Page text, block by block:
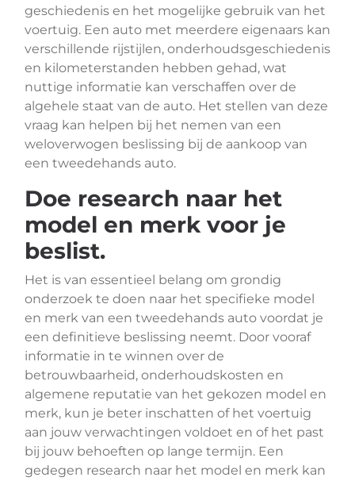
geschiedenis en het mogelijke gebruik van het
voertuig. Een auto met meerdere eigenaars kan
verschillende rijstijlen, onderhoudsgeschiedenis
en kilometerstanden hebben gehad, wat
nuttige informatie kan verschaffen over de
algehele staat van de auto. Het stellen van deze
vraag kan helpen bij het nemen van een
weloverwogen beslissing bij de aankoop van
een tweedehands auto.
Doe research naar het
model en merk voor je
beslist.
Het is van essentieel belang om grondig
onderzoek te doen naar het specifieke model
en merk van een tweedehands auto voordat je
een definitieve beslissing neemt. Door vooraf
informatie in te winnen over de
betrouwbaarheid, onderhoudskosten en
algemene reputatie van het gekozen model en
merk, kun je beter inschatten of het voertuig
aan jouw verwachtingen voldoet en of het past
bij jouw behoeften op lange termijn. Een
gedegen research naar het model en merk kan